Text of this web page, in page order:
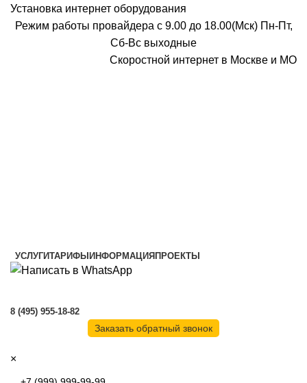
Установка интернет оборудования
Режим работы провайдера с 9.00 до 18.00(Мск) Пн-Пт,
Сб-Вс выходные
Скоростной интернет в Москве и МО
УСЛУГИТАРИФЫИНФОРМАЦИЯПРОЕКТЫ
8 (495) 955-18-82
Заказать обратный звонок
×